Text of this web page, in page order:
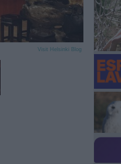
Visit Helsinki Blog